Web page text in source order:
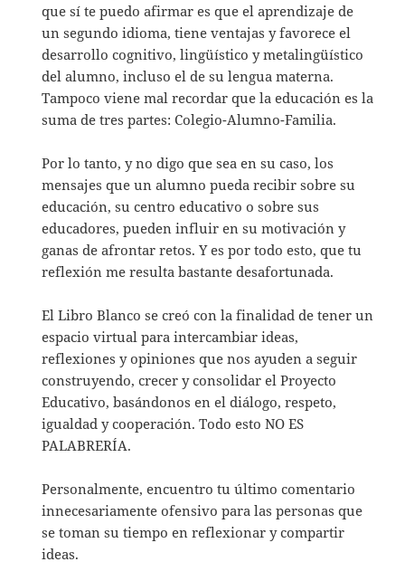
que sí te puedo afirmar es que el aprendizaje de
un segundo idioma, tiene ventajas y favorece el
desarrollo cognitivo, lingüístico y metalingüístico
del alumno, incluso el de su lengua materna.
Tampoco viene mal recordar que la educación es la
suma de tres partes: Colegio-Alumno-Familia.
Por lo tanto, y no digo que sea en su caso, los
mensajes que un alumno pueda recibir sobre su
educación, su centro educativo o sobre sus
educadores, pueden influir en su motivación y
ganas de afrontar retos. Y es por todo esto, que tu
reflexión me resulta bastante desafortunada.
El Libro Blanco se creó con la finalidad de tener un
espacio virtual para intercambiar ideas,
reflexiones y opiniones que nos ayuden a seguir
construyendo, crecer y consolidar el Proyecto
Educativo, basándonos en el diálogo, respeto,
igualdad y cooperación. Todo esto NO ES
PALABRERÍA.
Personalmente, encuentro tu último comentario
innecesariamente ofensivo para las personas que
se toman su tiempo en reflexionar y compartir
ideas.